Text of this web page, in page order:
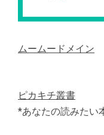
ムームードメイン
ピカキチ叢書
*あなたの読みたい